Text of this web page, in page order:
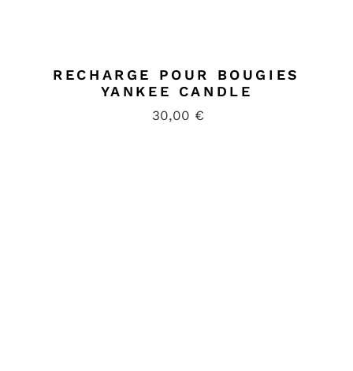
RECHARGE POUR BOUGIES
YANKEE CANDLE
30,00 €